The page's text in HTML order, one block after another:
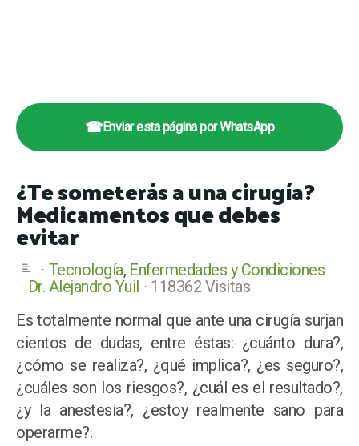
☎Enviar esta página por WhatsApp
¿Te someterás a una cirugía?
Medicamentos que debes
evitar
Tecnología Enfermedades y Condiciones
Dr. Alejandro Yuil
118362 Visitas
Es totalmente normal que ante una cirugía surjan
cientos de dudas, entre éstas: ¿cuánto dura?,
¿cómo se realiza?, ¿qué implica?, ¿es seguro?,
¿cuáles son los riesgos?, ¿cuál es el resultado?,
¿y la anestesia?, ¿estoy realmente sano para
operarme?.